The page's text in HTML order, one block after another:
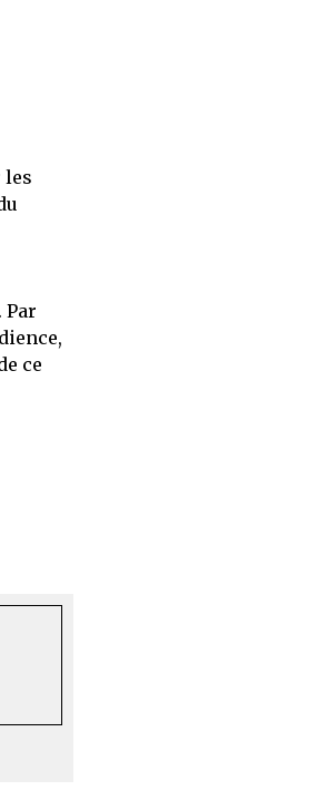
les
Par
ce